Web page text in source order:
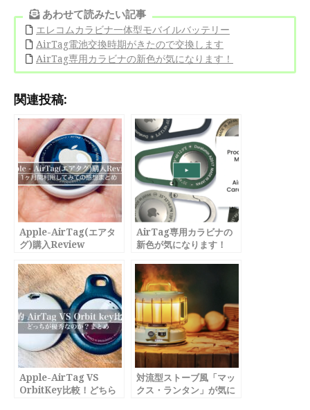
あわせて読みたい記事
エレコムカラビナ一体型モバイルバッテリー
AirTag電池交換時期がきたので交換します
AirTag専用カラビナの新色が気になります！
関連投稿:
Apple-AirTag(エアタ
グ)購入Review
AirTag専用カラビナの
新色が気になります！
Apple-AirTag VS
OrbitKey比較！どちら
対流型ストーブ風「マッ
クス・ランタン」が気に